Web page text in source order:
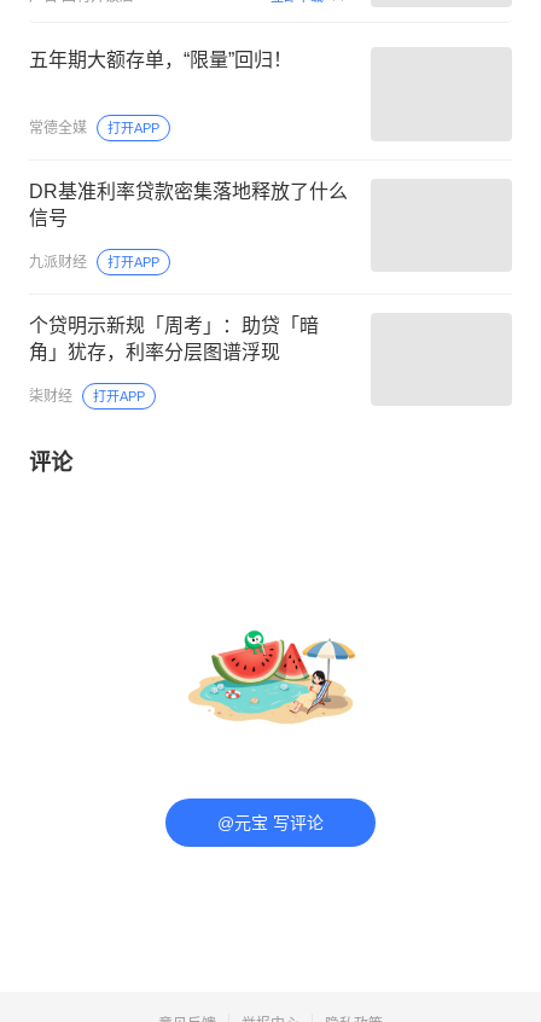
五年期大额存单，“限量”回归！
常德全媒 打开APP
DR基准利率贷款密集落地释放了什么
信号
九派财经 打开APP
个贷明示新规「周考」：助贷「暗
角」犹存，利率分层图谱浮现
柒财经 打开APP
评论
@元宝 写评论